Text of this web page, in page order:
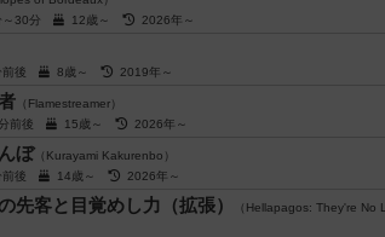
～30分 12歳～ 2026年～
前後 8歳～ 2019年～
（Flamestreamer）
前後 15歳～ 2026年～
ぼ （Kurayami Kakurenbo）
前後 14歳～ 2026年～
先客と目覚めし力（拡張）
（Hellapagos: They're No